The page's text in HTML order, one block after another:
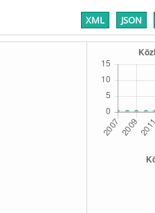
XML JSON